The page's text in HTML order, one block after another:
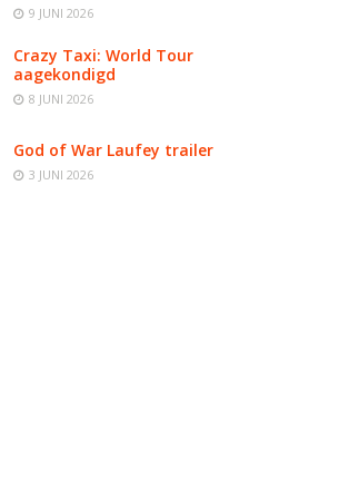
9 JUNI 2026
Crazy Taxi: World Tour
aagekondigd
8 JUNI 2026
God of War Laufey trailer
3 JUNI 2026